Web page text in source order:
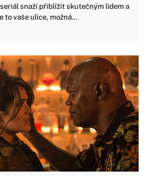
snaží přiblížit skutečným lidem a
to vaše ulice, možná...